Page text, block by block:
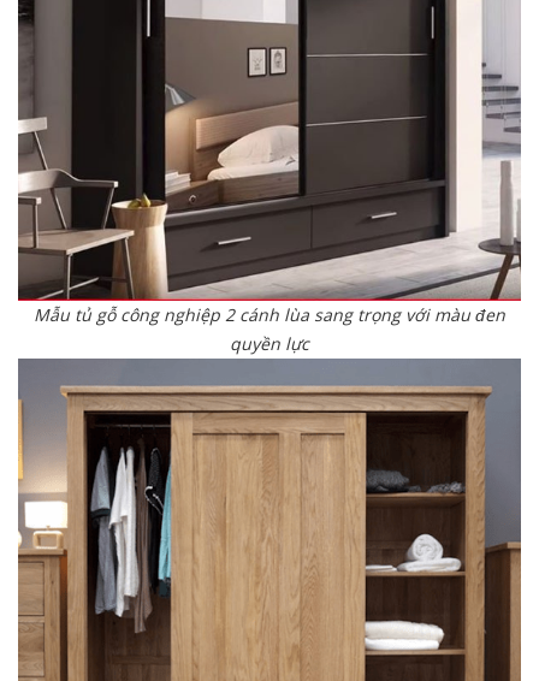
Mẫu tủ gỗ công nghiệp 2 cánh lùa sang trọng với màu đen
quyền lực